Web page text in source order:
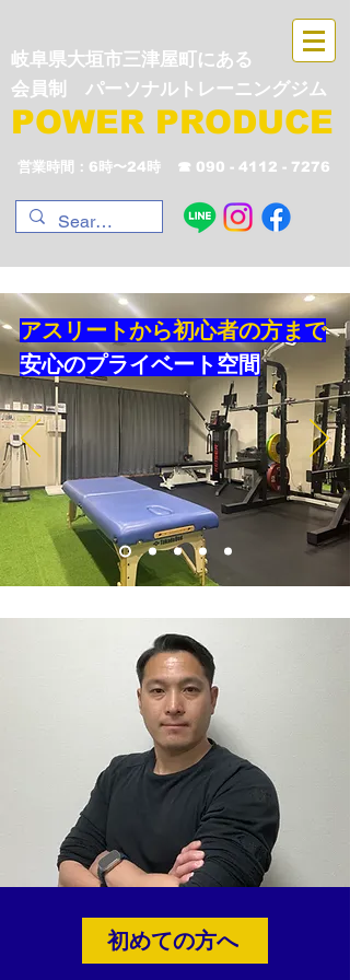
岐阜県大垣市三津屋町にある
会員制 パーソナルトレーニングジム
POWER PRODUCE
営業時間：6時〜24時 ☎︎ 090 - 4112 - 7276
​アスリートから初心者の方まで
安心のプライベート空間
初めての方へ